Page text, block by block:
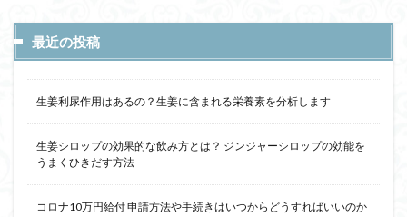
最近の投稿
生姜利尿作用はあるの？生姜に含まれる栄養素を分析します
生姜シロップの効果的な飲み方とは？ ジンジャーシロップの効能を
うまくひきだす方法
コロナ10万円給付 申請方法や手続きはいつからどうすればいいのか